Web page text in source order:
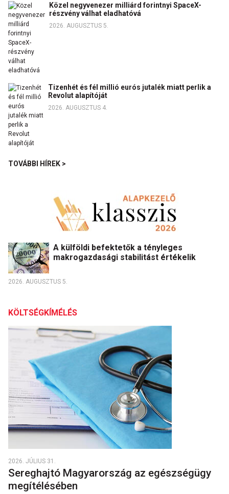
Közel negyvenezer milliárd forintnyi SpaceX-
részvény válhat eladhatóvá
2026. AUGUSZTUS 5.
Tizenhét és fél millió eurós jutalék miatt perlik a
Revolut alapítóját
2026. AUGUSZTUS 4.
TOVÁBBI HÍREK >
A külföldi befektetők a tényleges
makrogazdasági stabilitást értékelik
2026. AUGUSZTUS 5.
KÖLTSÉGKÍMÉLÉS
2026. JÚLIUS 31.
Sereghajtó Magyarország az egészségügy
megítélésében